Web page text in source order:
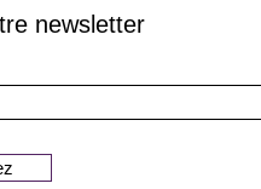
newsletter